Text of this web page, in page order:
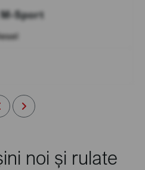
Sport
noi și rulate